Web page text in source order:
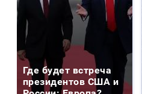
Где будет встреча
президентов США и